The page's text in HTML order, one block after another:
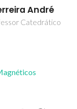
André
Catedrático